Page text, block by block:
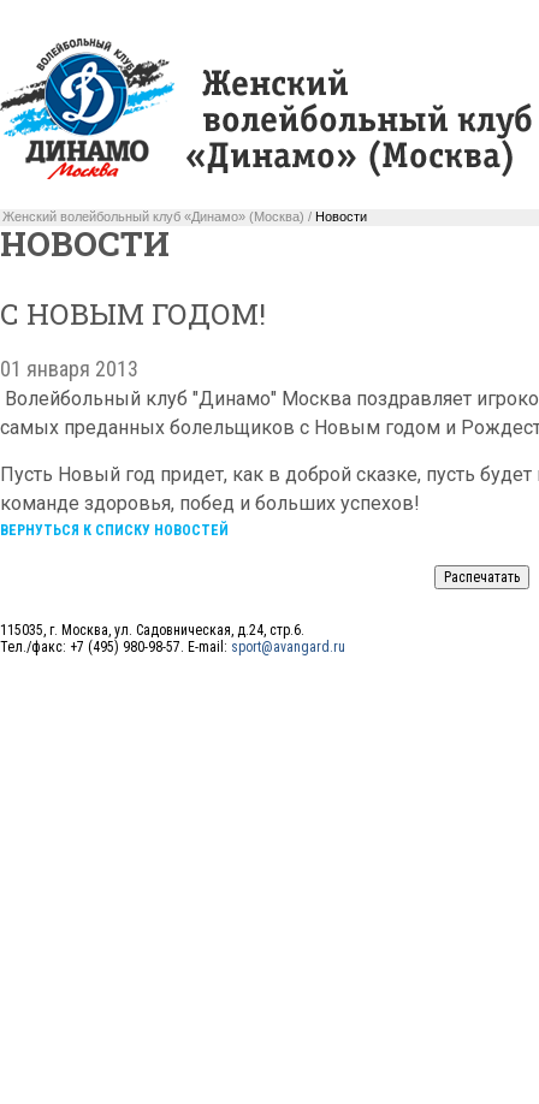
Женский волейбольный клуб «Динамо» (Москва) / Новости
НОВОСТИ
С НОВЫМ ГОДОМ!
01 января 2013
Волейбольный клуб "Динамо" Москва поздравляет
самых преданных болельщиков с Новым годом и
Пусть Новый год придет, как в доброй сказке, пусть
команде здоровья, побед и больших успехов!
ВЕРНУТЬСЯ К СПИСКУ НОВОСТЕЙ
115035, г. Москва, ул. Садовническая, д.24, стр.6.
Тел./факс: +7 (495) 980-98-57. E-mail: sport@avangard.ru